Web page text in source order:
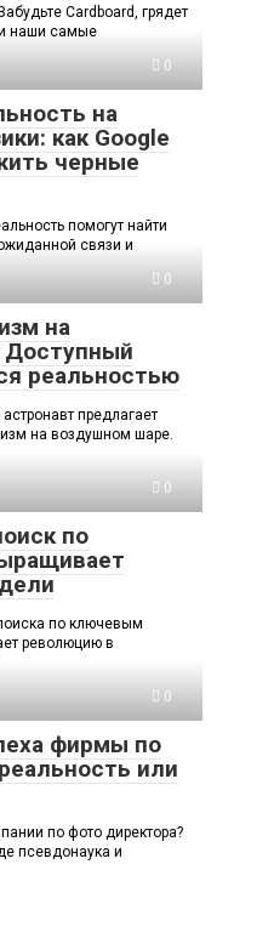
Cardboard, грядет
и наши самые
0
на
как Google
черные
помогут найти
связи и
0
на
реальностью
предлагает
на воздушном шаре.
0
по
по ключевым
революцию в
0
фирмы по
или
по фото директора?
псевдонаука и